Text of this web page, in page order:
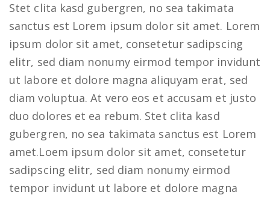
Stet clita kasd gubergren, no sea takimata
sanctus est Lorem ipsum dolor sit amet. Lorem
ipsum dolor sit amet, consetetur sadipscing
elitr, sed diam nonumy eirmod tempor invidunt
ut labore et dolore magna aliquyam erat, sed
diam voluptua. At vero eos et accusam et justo
duo dolores et ea rebum. Stet clita kasd
gubergren, no sea takimata sanctus est Lorem
amet.Loem ipsum dolor sit amet, consetetur
sadipscing elitr, sed diam nonumy eirmod
tempor invidunt ut labore et dolore magna